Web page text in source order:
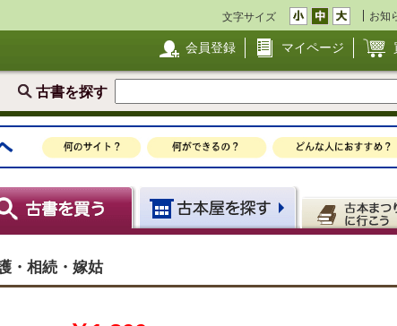
文字サイズ お知
会員登録 マイページ
古書を探す
・相続・嫁姑